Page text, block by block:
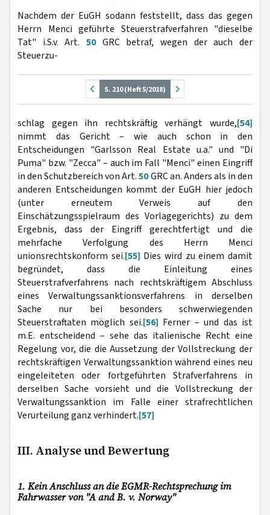
Nachdem der EuGH sodann feststellt, dass das gegen
Herrn Menci geführte Steuerstrafverfahren "dieselbe
Tat" i.S.v. Art. 50GRC betraf, wegen der auch der
Steuerzu-
S. 210 (Heft 5/2018)
schlag gegen ihn rechtskräftig verhängt wurde,[54]
nimmt das Gericht – wie auch schon in den
Entscheidungen "Garlsson Real Estate u.a." und "Di
Puma" bzw. "Zecca" – auch im Fall "Menci" einen Eingriff
in den Schutzbereich von Art.50GRC an. Anders als in den
anderen Entscheidungen kommt der EuGH hier jedoch
(unter erneutem Verweis auf den
Einschätzungsspielraum des Vorlagegerichts) zu dem
Ergebnis, dass der Eingriff gerechtfertigt und die
mehrfache Verfolgung des Herrn Menci
unionsrechtskonform sei.[55] Dies wird zu einem damit
begründet, dass die Einleitung eines
Steuerstrafverfahrens nach rechtskräftigem Abschluss
eines Verwaltungssanktionsverfahrens in derselben
Sache nur bei besonders schwerwiegenden
Steuerstraftaten möglich sei.[56] Ferner – und das ist
m.E. entscheidend – sehe das italienische Recht eine
Regelung vor, die die Aussetzung der Vollstreckung der
rechtskräftigen Verwaltungssanktion während eines neu
eingeleiteten oder fortgeführten Strafverfahrens in
derselben Sache vorsieht und die Vollstreckung der
Verwaltungssanktion im Falle einer strafrechtlichen
Verurteilung ganz verhindert.[57]
III. Analyse und Bewertung
1. Kein Anschluss an die EGMR-Rechtsprechung im
Fahrwasser von "A and B. v. Norway"